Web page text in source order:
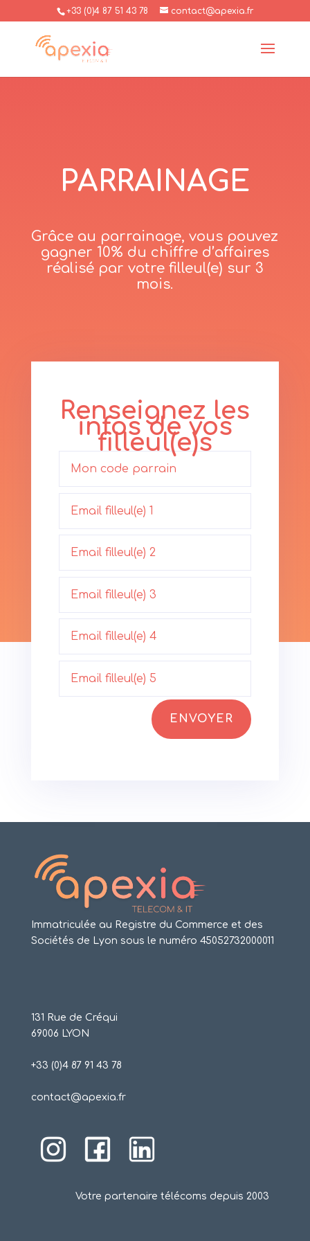
+33 (0)4 87 51 43 78 contact@apexia.fr
PARRAINAGE
Grâce au parrainage, vous pouvez
gagner 10% du chiffre d’affaires
réalisé par votre filleul(e) sur 3
mois.
Renseignez les
infos de vos
filleul(e)s
ENVOYER
Immatriculée au Registre du Commerce et des
Sociétés de Lyon sous le numéro 45052732000011
131 Rue de Créqui
69006 LYON
+33 (0)4 87 91 43 78
contact@apexia.fr
Votre partenaire télécoms depuis 2003